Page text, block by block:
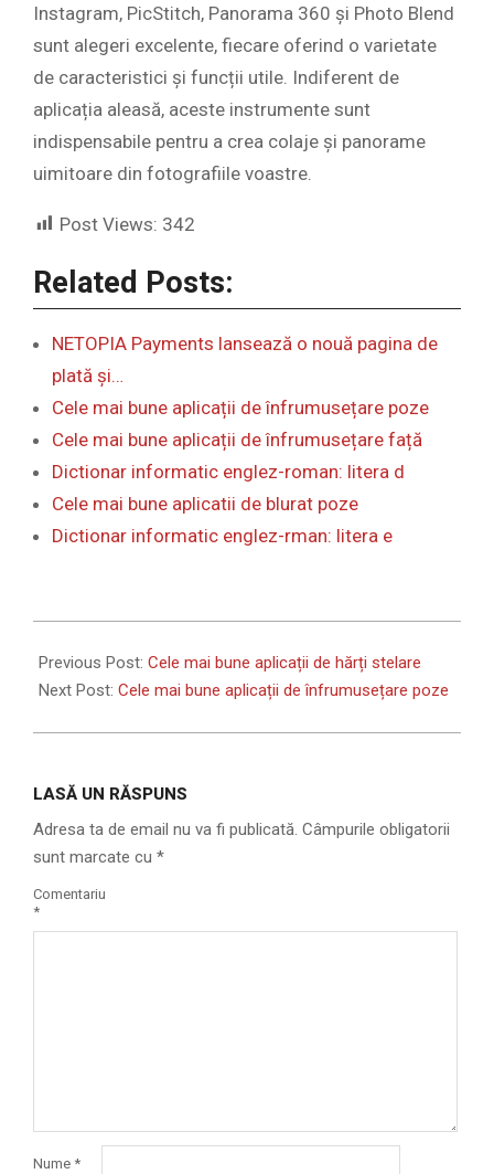
Instagram, PicStitch, Panorama 360 și Photo Blend
sunt alegeri excelente, fiecare oferind o varietate
de caracteristici și funcții utile. Indiferent de
aplicația aleasă, aceste instrumente sunt
indispensabile pentru a crea colaje și panorame
uimitoare din fotografiile voastre.
Post Views: 342
Related Posts:
NETOPIA Payments lansează o nouă pagina de
plată și…
Cele mai bune aplicații de înfrumusețare poze
Cele mai bune aplicații de înfrumusețare față
Dictionar informatic englez-roman: litera d
Cele mai bune aplicatii de blurat poze
Dictionar informatic englez-rman: litera e
02-
09
Previous Post: Cele mai bune aplicații de hărți stelare
Next Post: Cele mai bune aplicații de înfrumusețare poze
LASĂ UN RĂSPUNS
Adresa ta de email nu va fi publicată. Câmpurile obligatorii
sunt marcate cu *
Comentariu
*
Nume *